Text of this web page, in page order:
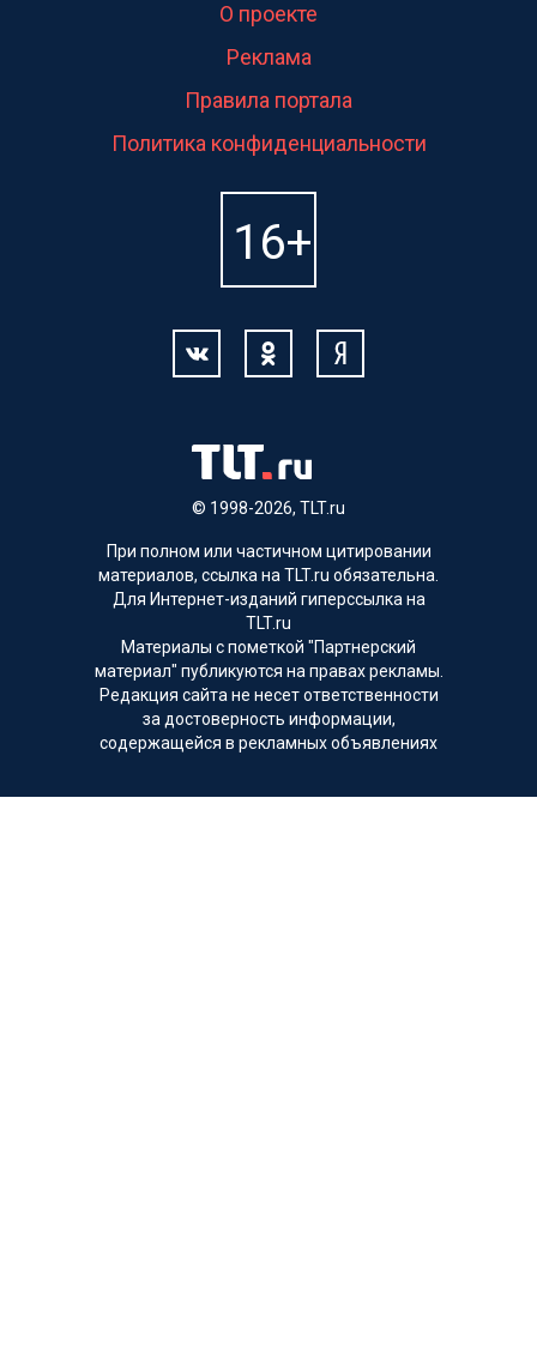
© 1998-2026, TLT.ru
О проекте
Реклама
Правила портала
Политика конфиденциальности
При полном или частичном цитировании
материалов, ссылка на TLT.ru обязательна.
Для Интернет-изданий гиперссылка на
TLT.ru
Материалы с пометкой "Партнерский
материал" публикуются на правах рекламы.
Редакция сайта не несет ответственности
за достоверность информации,
содержащейся в рекламных объявлениях